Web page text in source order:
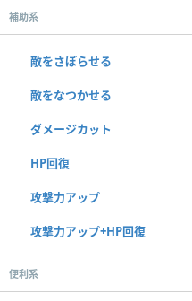
補助系
敵をさぼらせる
敵をなつかせる
ダメージカット
HP回復
攻撃力アップ
攻撃力アップ+HP回復
便利系